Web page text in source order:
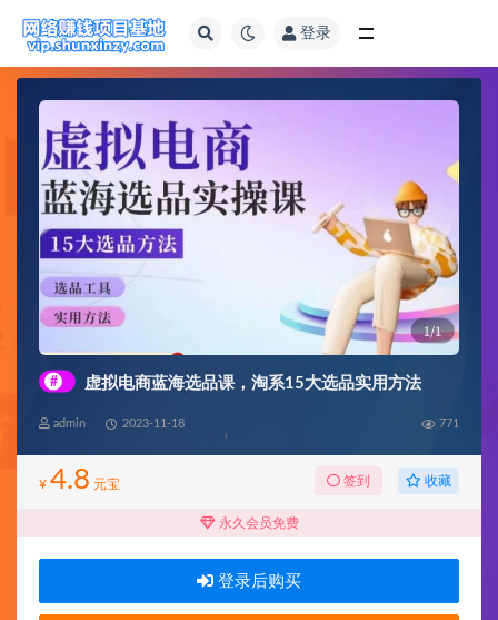
登录
# 虚拟电商蓝海选品课，淘系15大选品实用方法
admin 2023-11-18 771
¥ 4.8 元宝 签到 收藏
永久会员免费
登录后购买